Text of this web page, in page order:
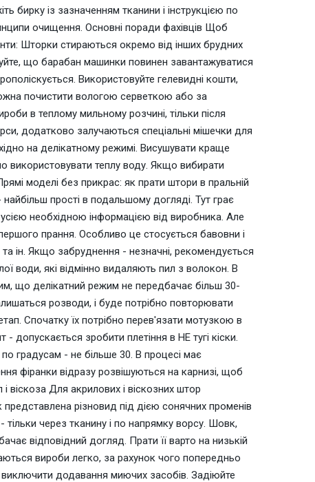
бирку із зазначенням тканини і інструкцією по
очищення. Основні поради фахівців Щоб
Шторки стираються окремо від інших брудних
що барабан машинки повинен завантажуватися
Використовуйте гелевидні кошти,
почистити вологою серветкою або за
в теплому мильному розчині, тільки після
додатково залучаються спеціальні мішечки для
на делікатному режимі. Висушувати краще
використовувати теплу воду. Якщо вибирати
моделі без прикрас: як прати штори в пральній
прості в подальшому догляді. Тут грає
необхідною інформацією від виробника. Але
прання. Особливо це стосується бавовни і
ін. Якщо забруднення - незначні, рекомендується
води, які відмінно видаляють пил з волокон. В
що делікатний режим не передбачає більш 30-
розводи, і буде потрібно повторювати
Спочатку їх потрібно перев'язати мотузкою в
допускається зробити плетіння в НЕ тугі кіски.
градусам - не більше 30. В процесі має
фіранки відразу розвішуються на карнизі, щоб
віскоза Для акрилових і віскозних штор
​​різновид під дією сонячних променів
через тканину і по напрямку ворсу. Шовк,
відповідний догляд. Прати її варто на низькій
вироби легко, за рахунок чого попередньо
додавання миючих засобів. Задіюйте